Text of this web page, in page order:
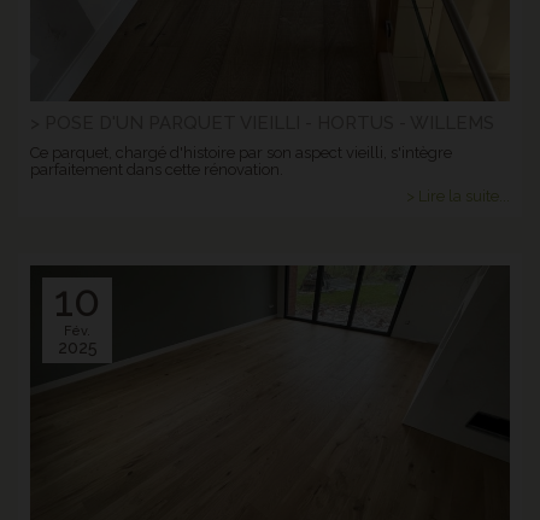
Ce parquet, chargé d'histoire par son aspect vieilli, s'intègre
parfaitement dans cette rénovation.
> Lire la suite...
10
Fév.
2025